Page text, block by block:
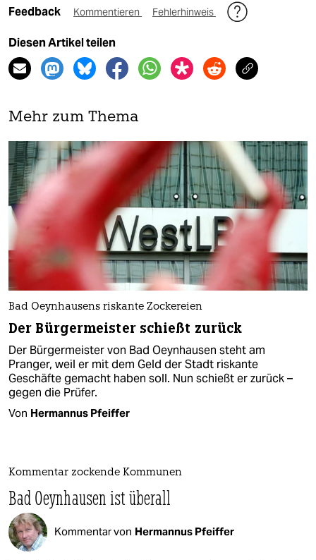
Feedback Kommentieren Fehlerhinweis
Diesen Artikel teilen
Mehr zum Thema
Bad Oeynhausens riskante Zockereien
Der Bürgermeister schießt zurück
Der Bürgermeister von Bad Oeynhausen steht am
Pranger, weil er mit dem Geld der Stadt riskante
Geschäfte gemacht haben soll. Nun schießt er zurück –
gegen die Prüfer.
Von Hermannus Pfeiffer
Kommentar zockende Kommunen
Bad Oeynhausen ist überall
Kommentar von Hermannus Pfeiffer